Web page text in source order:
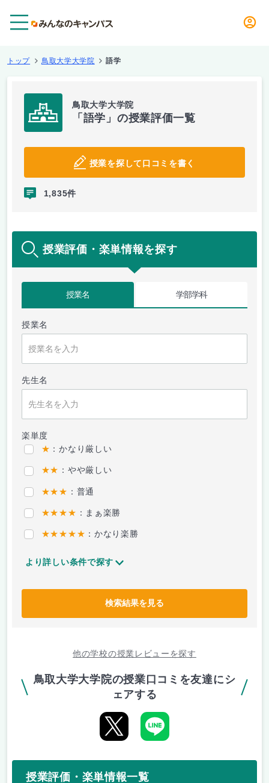
トップ 鳥取大学大学院 語学
鳥取大学大学院
「語学」の授業評価一覧
授業を探して口コミを書く
1,835件
授業評価・楽単情報を探す
授業名 学部学科
授業名
先生名
楽単度
★ ：かなり厳しい
★★ ：やや厳しい
★★★ ：普通
★★★★ ：まぁ楽勝
★★★★★ ：かなり楽勝
より詳しい条件で探す
検索結果を見る
他の学校の授業レビューを探す
鳥取大学大学院の授業口コミを友達にシ
ェアする
授業評価・楽単情報一覧